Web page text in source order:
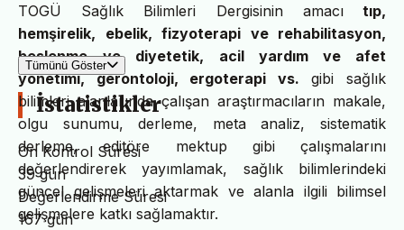
TOGÜ Sağlık Bilimleri Dergisinin amacıtıp,
hemşirelik, ebelik, fizyoterapi ve rehabilitasyon,
beslenme
ve diyetetik, acil yardım ve afet
yönetimi, gerontoloji, ergoterapi vs. gibi sağlık
bilimleri alanlarında çalışan araştırmacıların makale,
olgu sunumu, derleme, meta analiz, sistematik
derleme, editöre mektup gibi çalışmalarını
değerlendirerek yayımlamak, sağlık bilimlerindeki
güncel gelişmeleri aktarmak ve alanla ilgili bilimsel
gelişmelere katkı sağlamaktır.
Tümünü Göster
İstatistikler
Ön Kontrol Süresi
39 gün
Değerlendirme Süresi
167 gün